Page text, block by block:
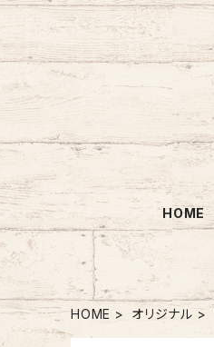
HOME
HOME オリジナル